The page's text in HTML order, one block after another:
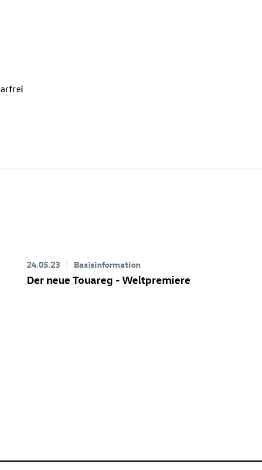
24.05.23 Basisinformation
Der neue Touareg - Weltpremiere